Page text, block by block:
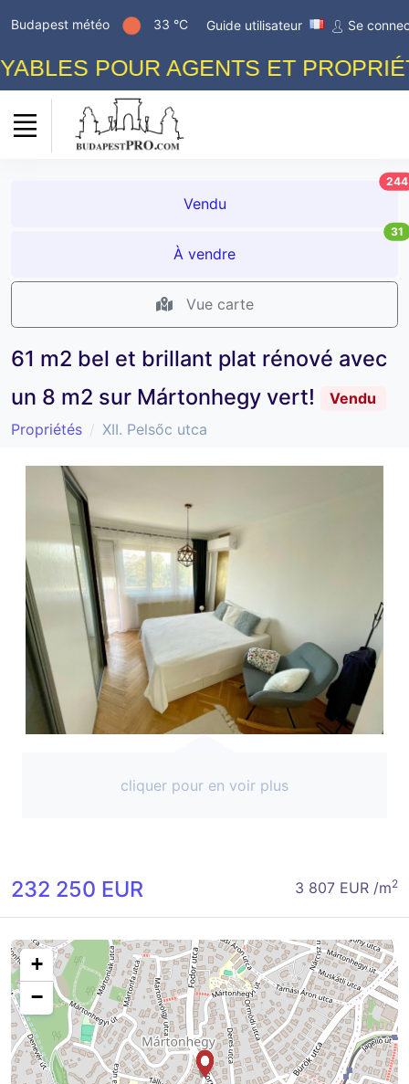
Budapest météo 33 °C Guide utilisateur Se
POUR AGENTS ET
Vendu
244
À vendre
31
Vue carte
61 m2 bel et brillant plat rénové avec
un 8 m2 sur Mártonhegy vert!
Vendu
Propriétés
XII. Pelsőc utca
cliquer pour en voir plus
232 250 EUR 3 807 EUR /m2
+
−